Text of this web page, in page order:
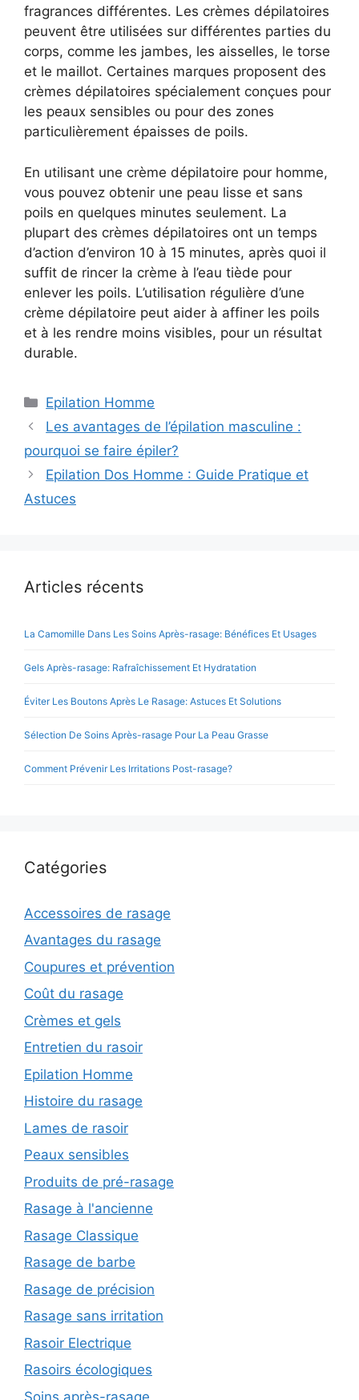
fragrances différentes. Les crèmes dépilatoires
peuvent être utilisées sur différentes parties du
corps, comme les jambes, les aisselles, le torse
et le maillot. Certaines marques proposent des
crèmes dépilatoires spécialement conçues pour
les peaux sensibles ou pour des zones
particulièrement épaisses de poils.
En utilisant une crème dépilatoire pour homme,
vous pouvez obtenir une peau lisse et sans
poils en quelques minutes seulement. La
plupart des crèmes dépilatoires ont un temps
d’action d’environ 10 à 15 minutes, après quoi il
suffit de rincer la crème à l’eau tiède pour
enlever les poils. L’utilisation régulière d’une
crème dépilatoire peut aider à affiner les poils
et à les rendre moins visibles, pour un résultat
durable.
Catégories
Epilation Homme
Les avantages de l’épilation masculine :
pourquoi se faire épiler?
Epilation Dos Homme : Guide Pratique et
Astuces
Articles récents
La Camomille Dans Les Soins Après-rasage: Bénéfices Et Usages
Gels Après-rasage: Rafraîchissement Et Hydratation
Éviter Les Boutons Après Le Rasage: Astuces Et Solutions
Sélection De Soins Après-rasage Pour La Peau Grasse
Comment Prévenir Les Irritations Post-rasage?
Catégories
Accessoires de rasage
Avantages du rasage
Coupures et prévention
Coût du rasage
Crèmes et gels
Entretien du rasoir
Epilation Homme
Histoire du rasage
Lames de rasoir
Peaux sensibles
Produits de pré-rasage
Rasage à l'ancienne
Rasage Classique
Rasage de barbe
Rasage de précision
Rasage sans irritation
Rasoir Electrique
Rasoirs écologiques
Soins après-rasage